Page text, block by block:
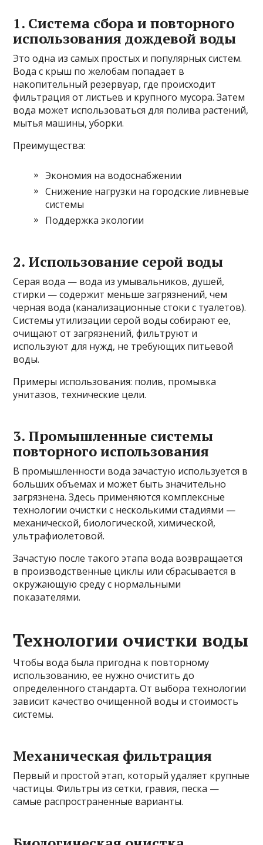
1. Система сбора и повторного
использования дождевой воды
Это одна из самых простых и популярных систем.
Вода с крыш по желобам попадает в
накопительный резервуар, где происходит
фильтрация от листьев и крупного мусора. Затем
вода может использоваться для полива растений,
мытья машины, уборки.
Преимущества:
Экономия на водоснабжении
Снижение нагрузки на городские ливневые
системы
Поддержка экологии
2. Использование серой воды
Серая вода — вода из умывальников, душей,
стирки — содержит меньше загрязнений, чем
черная вода (канализационные стоки с туалетов).
Системы утилизации серой воды собирают ее,
очищают от загрязнений, фильтруют и
используют для нужд, не требующих питьевой
воды.
Примеры использования: полив, промывка
унитазов, технические цели.
3. Промышленные системы
повторного использования
В промышленности вода зачастую используется в
больших объемах и может быть значительно
загрязнена. Здесь применяются комплексные
технологии очистки с несколькими стадиями —
механической, биологической, химической,
ультрафиолетовой.
Зачастую после такого этапа вода возвращается
в производственные циклы или сбрасывается в
окружающую среду с нормальными
показателями.
Технологии очистки воды
Чтобы вода была пригодна к повторному
использованию, ее нужно очистить до
определенного стандарта. От выбора технологии
зависит качество очищенной воды и стоимость
системы.
Механическая фильтрация
Первый и простой этап, который удаляет крупные
частицы. Фильтры из сетки, гравия, песка —
самые распространенные варианты.